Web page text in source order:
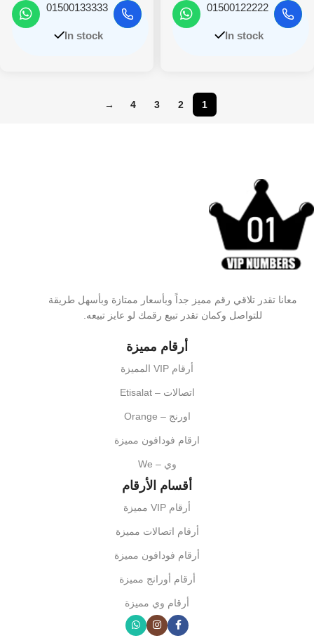
01500122222
In stock
01500133333
In stock
1
2
3
4
→
معانا تقدر تلاقي رقم مميز جداً وبأسعار ممتازة وبأسهل طريقة
للتواصل وكمان تقدر تبيع رقمك لو عايز تبيعه.
أرقام مميزة
أرقام VIP المميزة
اتصالات – Etisalat
اورنج – Orange
ارقام فودافون مميزة
وي – We
أقسام الأرقام
أرقام VIP مميزة
أرقام اتصالات مميزة
أرقام فودافون مميزة
أرقام أورانج مميزة
أرقام وي مميزة